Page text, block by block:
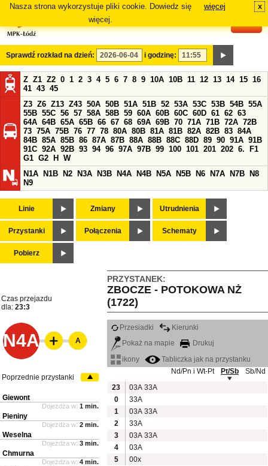
Nasza strona wykorzystuje pliki cookie. Dowiedz się
więcej.
więcej x
Sprawdź rozkład na dzień: i godzinę:
Z Z1 Z2 0 1 2 3 4 5 6 7 8 9 10A 10B 11 12 13 14 15 16
41 43 45
Z3 Z6 Z13 Z43 50A 50B 51A 51B 52 53A 53C 53B 54B 55A
55B 55C 56 57 58A 58B 59 60A 60B 60C 60D 61 62 63
64A 64B 65A 65B 66 67 68 69A 69B 70 71A 71B 72A 72B
73 75A 75B 76 77 78 80A 80B 81A 81B 82A 82B 83 84A
84B 85A 85B 86 87A 87B 88A 88B 88C 88D 89 90 91A 91B
91C 92A 92B 93 94 96 97A 97B 99 100 101 201 202 6.
F1
G1 G2 H
W
N1A
N1B N2 N3A N3B N4A N4B N5A N5B N6 N7A N7B
N8
N9
Linie Zmiany Utrudnienia
Przystanki Połączenia Schematy
Pobierz
PRZYSTANEK:
ZBOCZE - POTOKOWA NŻ
(1722)
Czas przejazdu
dla: 23:3
N4A
Przesiadki
Kierunki
Pokaż na mapie
Drukuj
ikony
Tabliczka jak na przystanku
Nd/Pn i Wt-Pt
Pt/Sb
Sb/Nd
23
03A 33A
0
33A
1
03A 33A
2
33A
3
03A 33A
4
03A
5
00x
A
Poprzednie przystanki
Giewont
Dojeżdża w: 1 min.
Pieniny
Dojeżdża w: 2 min.
Weselna
Dojeżdża w: 3 min.
Chmurna
Dojeżdża w: 4 min.